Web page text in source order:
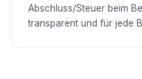
Abschluss/Steuer beim
transparent und für jede